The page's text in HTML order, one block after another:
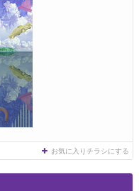
お気に入りチラシにする